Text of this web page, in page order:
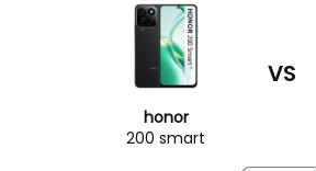
honor
200 smart
VS